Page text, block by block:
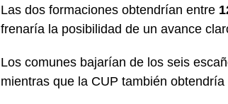
Las dos formaciones obtendrían entre
frenaría la posibilidad de un avance
Los comunes bajarían de los seis
mientras que la CUP también obtendría